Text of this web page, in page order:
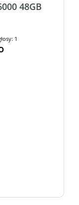
48GB
1